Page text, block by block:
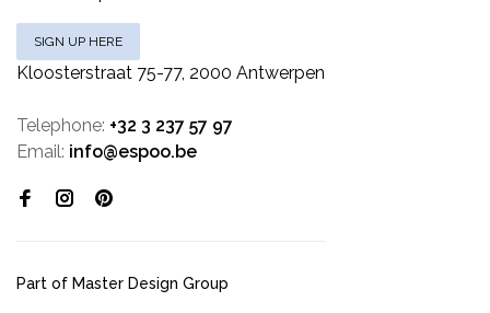
SIGN UP HERE
Kloosterstraat 75-77, 2000 Antwerpen
Telephone: +32 3 237 57 97
Email: info@espoo.be
Part of Master Design Group